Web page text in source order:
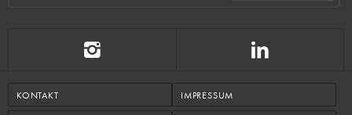
KONTAKT IMPRESSUM